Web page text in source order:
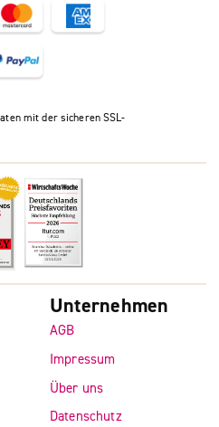
mit der sicheren SSL-
Unternehmen
AGB
Impressum
Über uns
Datenschutz